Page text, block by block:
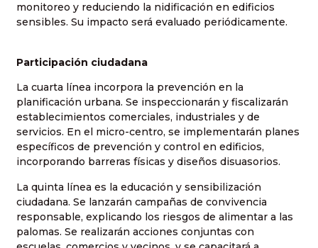
monitoreo y reduciendo la nidificación en edificios
sensibles. Su impacto será evaluado periódicamente.
Participación ciudadana
La cuarta línea incorpora la prevención en la
planificación urbana. Se inspeccionarán y fiscalizarán
establecimientos comerciales, industriales y de
servicios. En el micro-centro, se implementarán planes
específicos de prevención y control en edificios,
incorporando barreras físicas y diseños disuasorios.
La quinta línea es la educación y sensibilización
ciudadana. Se lanzarán campañas de convivencia
responsable, explicando los riesgos de alimentar a las
palomas. Se realizarán acciones conjuntas con